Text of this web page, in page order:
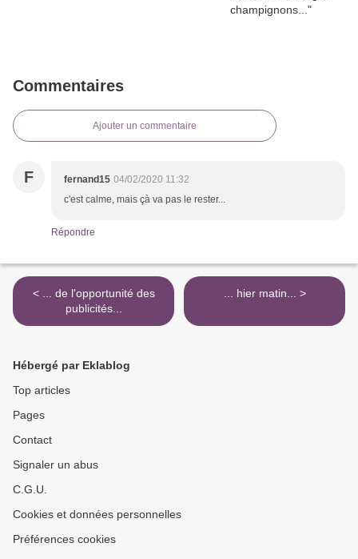
Commentaires
Ajouter un commentaire
F fernand15 04/02/2020 11:32
c'est calme, mais çà va pas le rester...
Répondre
< ... de l'opportunité des
publicités...
... hier matin... >
Hébergé par Eklablog
Top articles
Pages
Contact
Signaler un abus
C.G.U.
Cookies et données personnelles
Préférences cookies